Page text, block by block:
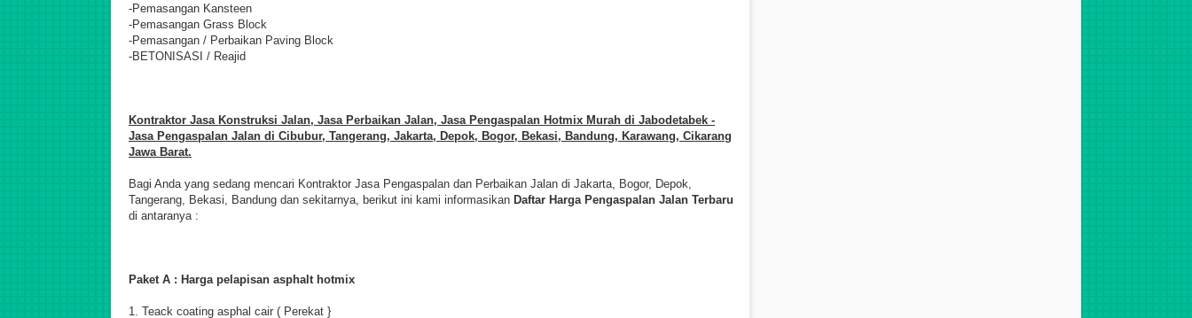
-Pemasangan Kansteen
-Pemasangan Grass Block
-Pemasangan / Perbaikan Paving Block
-BETONISASI / Reajid
Kontraktor Jasa Konstruksi Jalan, Jasa Perbaikan Jalan, Jasa Pengaspalan Hotmix Murah di Jabodetabek -
Jasa Pengaspalan Jalan di Cibubur, Tangerang, Jakarta, Depok, Bogor, Bekasi, Bandung, Karawang, Cikarang
Jawa Barat.
Bagi Anda yang sedang mencari Kontraktor Jasa Pengaspalan dan Perbaikan Jalan di Jakarta, Bogor, Depok,
Tangerang, Bekasi, Bandung dan sekitarnya, berikut ini kami informasikan Daftar Harga Pengaspalan Jalan Terbaru
di antaranya :
Paket A : Harga pelapisan asphalt hotmix
1. Teack coating asphal cair ( Perekat }